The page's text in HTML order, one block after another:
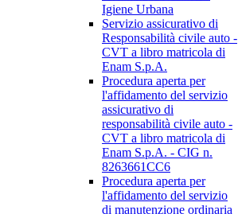
Igiene Urbana
Servizio assicurativo di
Responsabilità civile auto -
CVT a libro matricola di
Enam S.p.A.
Procedura aperta per
l'affidamento del servizio
assicurativo di
responsabilità civile auto -
CVT a libro matricola di
Enam S.p.A. - CIG n.
8263661CC6
Procedura aperta per
l'affidamento del servizio
di manutenzione ordinaria